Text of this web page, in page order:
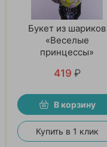
Букет из шариков
«Веселые
принцессы»
419 ₽
В корзину
Купить в 1 клик